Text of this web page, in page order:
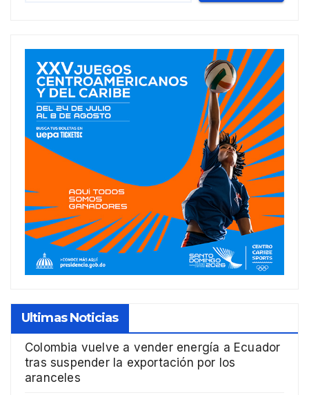
Ultimas Noticias
Colombia vuelve a vender energía a Ecuador
tras suspender la exportación por los
aranceles